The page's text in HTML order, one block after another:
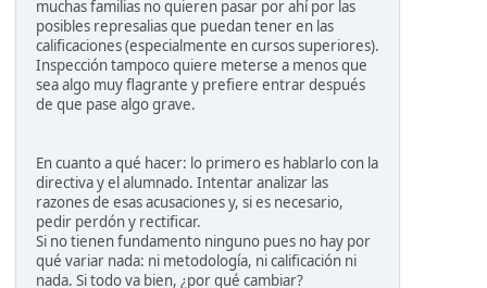
muchas familias no quieren pasar por ahí por las
posibles represalias que puedan tener en las
calificaciones (especialmente en cursos superiores).
Inspección tampoco quiere meterse a menos que
sea algo muy flagrante y prefiere entrar después
de que pase algo grave.
En cuanto a qué hacer: lo primero es hablarlo con la
directiva y el alumnado. Intentar analizar las
razones de esas acusaciones y, si es necesario,
pedir perdón y rectificar.
Si no tienen fundamento ninguno pues no hay por
qué variar nada: ni metodología, ni calificación ni
nada. Si todo va bien, ¿por qué cambiar?